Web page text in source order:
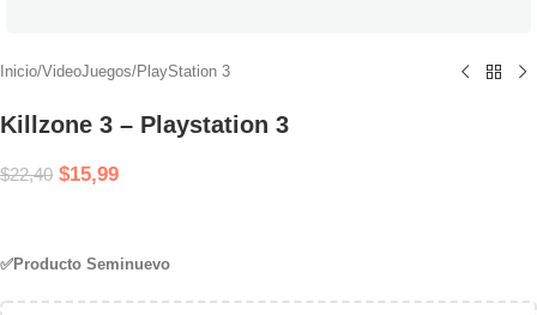
Inicio/VideoJuegos/PlayStation 3
Killzone 3 – Playstation 3
$22,40 $15,99
✅Producto Seminuevo